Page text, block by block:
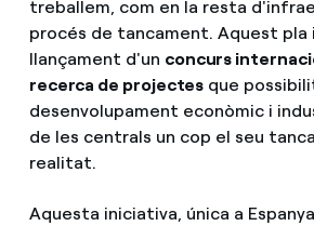
treballem, com en la resta
procés de tancament. Aquest pla
llançament d'un concurs
recerca de projectes que
desenvolupament econòmic i
de les centrals un cop el seu
realitat.
Aquesta iniciativa, única a